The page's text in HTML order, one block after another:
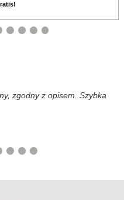
zgodny z opisem. Szybka